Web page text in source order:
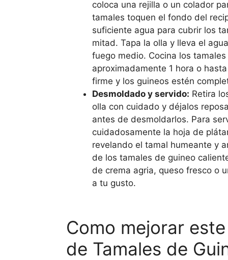
coloca una rejilla o un colador
tamales toquen el fondo del
suficiente agua para cubrir los
mitad. Tapa la olla y lleva el
fuego medio. Cocina los
aproximadamente 1 hora o
firme y los guineos estén
Desmoldado y servido: Retira
olla con cuidado y déjalos
antes de desmoldarlos. Para
cuidadosamente la hoja de
revelando el tamal humeante y
de los tamales de guineo
de crema agria, queso fresco o
a tu gusto.
Como mejorar
de Tamales de